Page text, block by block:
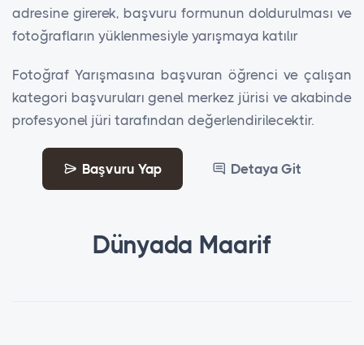
adresine girerek, başvuru formunun doldurulması ve
fotoğrafların yüklenmesiyle yarışmaya katılır
Fotoğraf Yarışmasına başvuran öğrenci ve çalışan
kategori başvuruları genel merkez jürisi ve akabinde
profesyonel jüri tarafından değerlendirilecektir.
Başvuru Yap Detaya Git
Dünyada Maarif